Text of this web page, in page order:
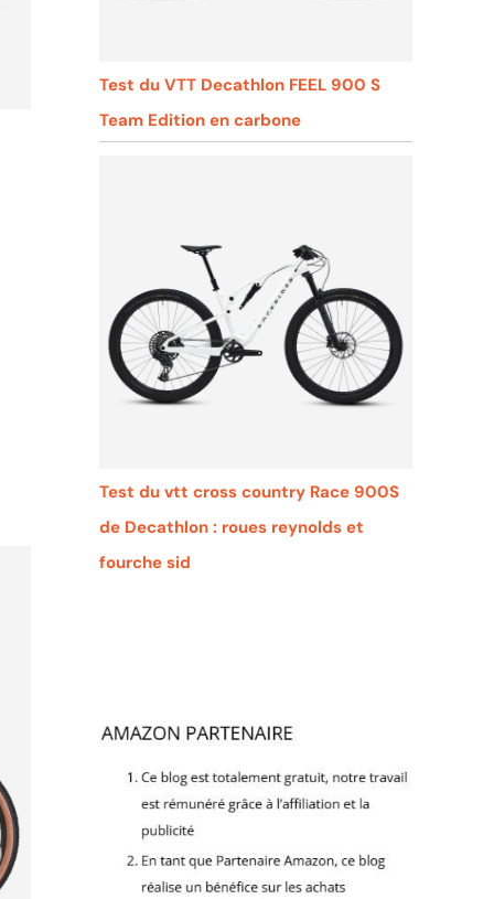
Test du VTT Decathlon FEEL 900 S
Team Edition en carbone
Test du vtt cross country Race 900S
de Decathlon : roues reynolds et
fourche sid